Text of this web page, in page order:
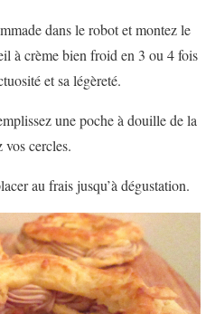
dans le robot et montez le
à crème bien froid en 3 ou 4 fois
et sa légèreté.
une poche à douille de la
vos cercles.
au frais jusqu’à dégustation.